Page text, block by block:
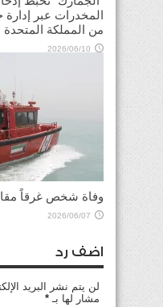
المخدرات عبر
من المملكة المتحدة
2026/06/10
وفاة شخص غرقاً
2026/06/07
اضف رد
لن يتم نشر البريد
مشار لها بـ *